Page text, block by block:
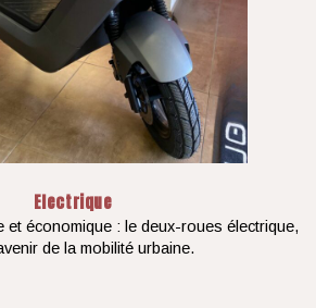
Electrique
et économique : le deux-roues électrique,
de la mobilité urbaine.